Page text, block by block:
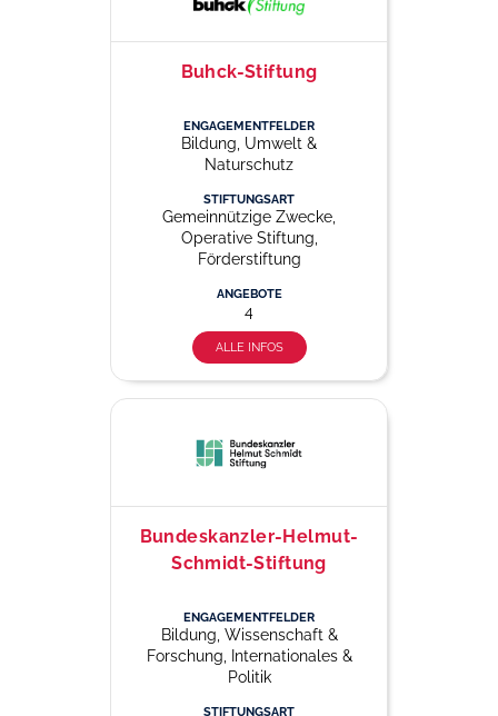
Buhck-Stiftung
ENGAGEMENTFELDER
Bildung, Umwelt &
Naturschutz
STIFTUNGSART
Gemeinnützige Zwecke,
Operative Stiftung,
Förderstiftung
ANGEBOTE
4
ALLE INFOS
Bundeskanzler-Helmut-
Schmidt-Stiftung
ENGAGEMENTFELDER
Bildung, Wissenschaft &
Forschung, Internationales &
Politik
STIFTUNGSART